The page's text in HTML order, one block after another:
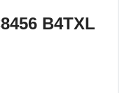
B4TXL